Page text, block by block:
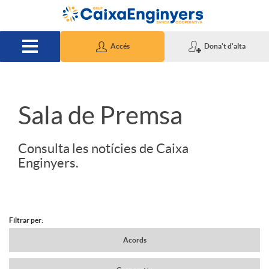
Salta al contingut principal
Accés Dona't d'alta
S
d
Sala de Premsa
Consulta les notícies de Caixa
Enginyers.
N
Filtrar per:
Acords